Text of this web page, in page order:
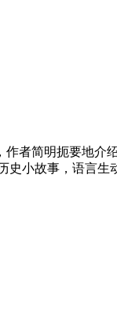
者简明扼要地介
史小故事，语言生